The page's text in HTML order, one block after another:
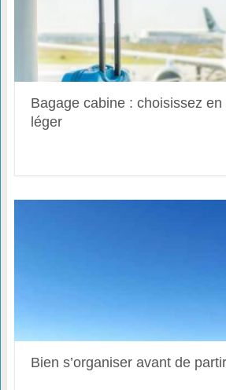
Bagage cabine : choisissez
léger
Bien s’organiser avant de